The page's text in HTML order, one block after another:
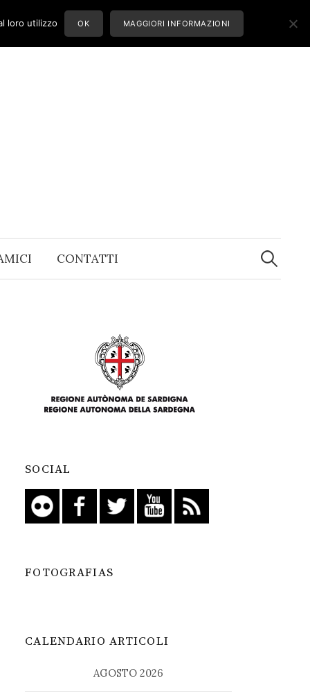
CONTATTI
Ricerca
per:
SOCIAL
FOTOGRAFIAS
CALENDARIO ARTICOLI
AGOSTO 2026
loro utilizzo OK MAGGIORI INFORMAZIONI